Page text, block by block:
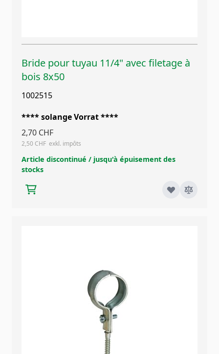
Bride pour tuyau 11/4" avec filetage à
bois 8x50
1002515
**** solange Vorrat ****
2,70 CHF
2,50 CHF
Article discontinué / jusqu'à épuisement des
stocks